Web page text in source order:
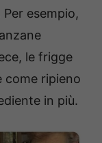
esempio,
le frigge
come ripieno
in più.